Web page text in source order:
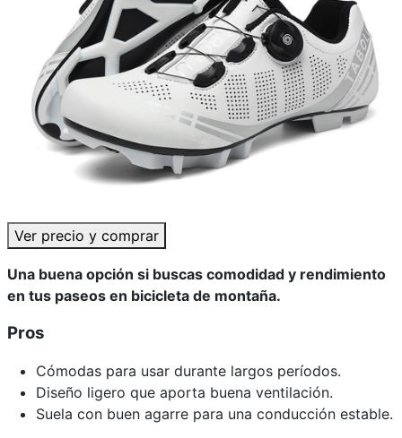
Ver precio y comprar
Una buena opción si buscas comodidad y rendimiento
en tus paseos en bicicleta de montaña.
Pros
Cómodas para usar durante largos períodos.
Diseño ligero que aporta buena ventilación.
Suela con buen agarre para una conducción estable.